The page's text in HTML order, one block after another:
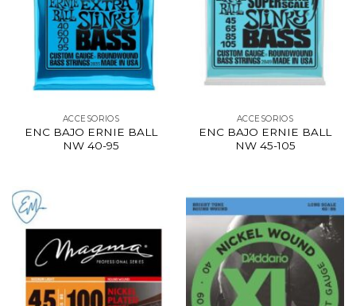
ACCESORIOS
ENC BAJO ERNIE BALL
NW 40-95
ACCESORIOS
ENC BAJO ERNIE BALL
NW 45-105